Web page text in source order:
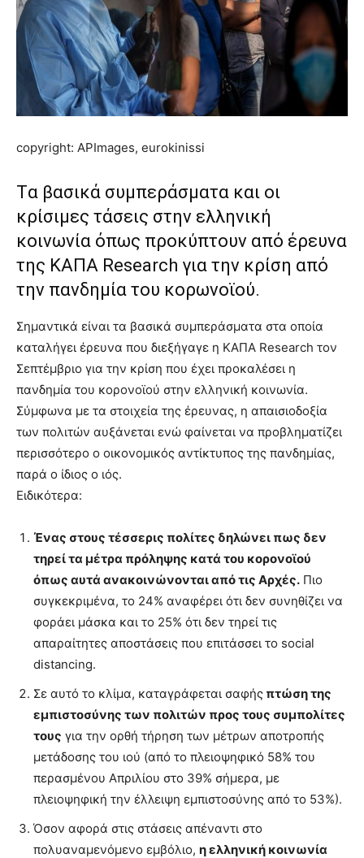
lyons
teaches
you
the
meaning
pain.
hd
copyright: APImages, eurokinissi
Tα βασικά συμπεράσματα και οι
κρίσιμες τάσεις στην ελληνική
κοινωνία όπως προκύπτουν από έρευνα
της ΚΑΠΑ Research για την κρίση από
την πανδημία του κορωνοϊού.
Σημαντικά είναι τα βασικά συμπεράσματα στα οποία
καταλήγει έρευνα που διεξήγαγε η ΚΑΠΑ Research τον
Σεπτέμβριο για την κρίση που έχει προκαλέσει η
πανδημία του κορονοϊού στην ελληνική κοινωνία.
Σύμφωνα με τα στοιχεία της έρευνας, η απαισιοδοξία
των πολιτών αυξάνεται ενώ φαίνεται να προβληματίζει
περισσότερο ο οικονομικός αντίκτυπος της πανδημίας,
παρά ο ίδιος ο ιός.
Ειδικότερα:
Ένας στους τέσσερις πολίτες δηλώνει πως δεν
τηρεί τα μέτρα πρόληψης κατά του κορονοϊού
όπως αυτά ανακοινώνονται από τις Αρχές. Πιο
συγκεκριμένα, το 24% αναφέρει ότι δεν συνηθίζει να
φοράει μάσκα και το 25% ότι δεν τηρεί τις
απαραίτητες αποστάσεις που επιτάσσει το social
distancing.
Σε αυτό το κλίμα, καταγράφεται σαφής πτώση της
εμπιστοσύνης των πολιτών προς τους συμπολίτες
τους για την ορθή τήρηση των μέτρων αποτροπής
μετάδοσης του ιού (από το πλειοψηφικό 58% του
περασμένου Απριλίου στο 39% σήμερα, με
πλειοψηφική την έλλειψη εμπιστοσύνης από το 53%).
Όσον αφορά στις στάσεις απέναντι στο
πολυαναμενόμενο εμβόλιο, η ελληνική κοινωνία